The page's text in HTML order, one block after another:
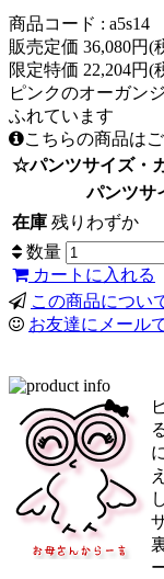
商品コード : a5s14
販売定価 36,080円(
限定特価 22,204円(
ピンクのオーガン
ふれています
こちらの商品は
☆パンツサイズ・
パンツサ
在庫 残りわずか
数量
カートに入れる
この商品につい
お友達にメール